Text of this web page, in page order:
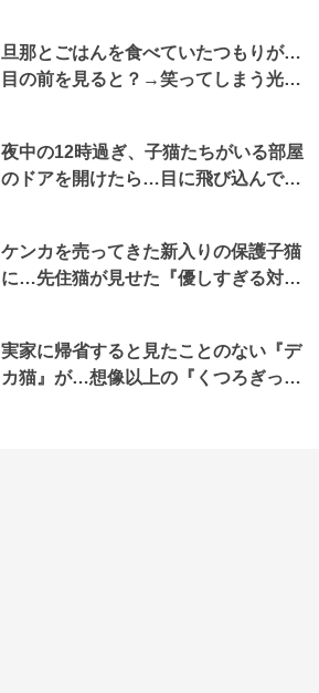
旦那とごはんを食べていたつもりが…
目の前を見ると？→笑ってしまう光…
夜中の12時過ぎ、子猫たちがいる部屋
のドアを開けたら…目に飛び込んで…
ケンカを売ってきた新入りの保護子猫
に…先住猫が見せた『優しすぎる対…
実家に帰省すると見たことのない『デ
カ猫』が…想像以上の『くつろぎっ…